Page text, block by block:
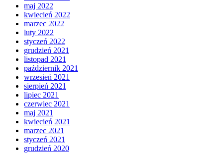
maj 2022
kwiecień 2022
marzec 2022
luty 2022
styczeń 2022
grudzień 2021
listopad 2021
październik 2021
wrzesień 2021
sierpień 2021
lipiec 2021
czerwiec 2021
maj 2021
kwiecień 2021
marzec 2021
styczeń 2021
grudzień 2020